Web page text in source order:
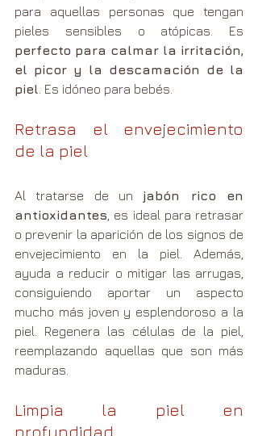
para aquellas personas que tengan
perfecto para calmar la irritación,
el picor y la descamación de la
piel . Es idóneo para bebés.
Retrasa el envejecimiento
de la piel
Al tratarse de un jabón rico en
antioxidantes , es ideal para retrasar
o prevenir la aparición de los signos de
envejecimiento en la piel. Además,
ayuda a reducir o mitigar las arrugas,
consiguiendo aportar un aspecto
mucho más joven y esplendoroso a la
piel. Regenera las células de la piel,
reemplazando aquellas que son más
maduras.
Limpia la piel en
profundidad